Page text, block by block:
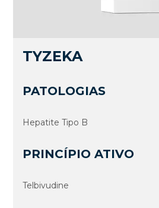
TYZEKA
PATOLOGIAS
Hepatite Tipo B
PRINCÍPIO ATIVO
Telbivudine